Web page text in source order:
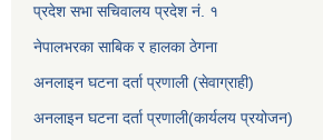
प्रदेश सभा सचिवालय प्रदेश नं. १
नेपालभरका साबिक र हालका ठेगना
अनलाइन घटना दर्ता प्रणाली (सेवाग्राही)
अनलाइन घटना दर्ता प्रणाली(कार्यलय प्रयोजन)